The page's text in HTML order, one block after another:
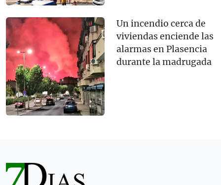
Un incendio cerca de
viviendas enciende las
alarmas en Plasencia
durante la madrugada